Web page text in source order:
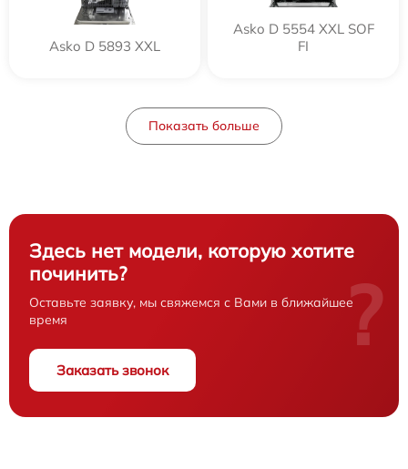
Asko D 5893 XXL
Asko D 5554 XXL SOF
FI
Показать больше
Здесь нет модели, которую хотите
починить?
Оставьте заявку, мы свяжемся с Вами в ближайшее
время
Заказать звонок
?